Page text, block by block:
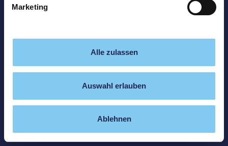
Marketing
Alle zulassen
Auswahl erlauben
Ablehnen